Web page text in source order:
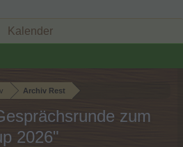
Archiv Rest
zum
2026"
Kalender